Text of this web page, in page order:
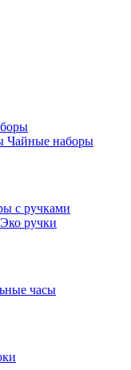
Чайные наборы
с ручками
Эко ручки
часы